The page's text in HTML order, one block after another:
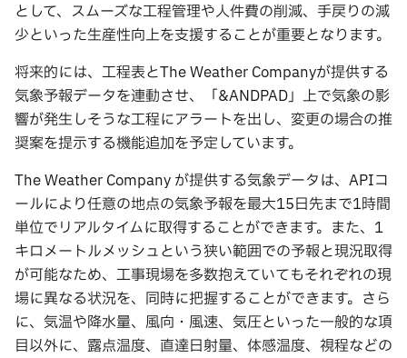
として、スムーズな工程管理や人件費の削減、手戻りの減
少といった生産性向上を支援することが重要となります。
将来的には、工程表とThe Weather Companyが提供する
気象予報データを連動させ、「&ANDPAD」上で気象の影
響が発生しそうな工程にアラートを出し、変更の場合の推
奨案を提示する機能追加を予定しています。
The Weather Company が提供する気象データは、APIコ
ールにより任意の地点の気象予報を最大15日先まで1時間
単位でリアルタイムに取得することができます。また、1
キロメートルメッシュという狭い範囲での予報と現況取得
が可能なため、工事現場を多数抱えていてもそれぞれの現
場に異なる状況を、同時に把握することができます。さら
に、気温や降水量、風向・風速、気圧といった一般的な項
目以外に、露点温度、直達日射量、体感温度、視程などの